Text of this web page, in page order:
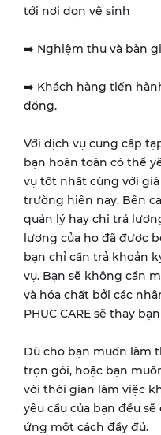
tới nơi dọn vệ sinh
➡️ Nghiệm thu và bàn
➡️ Khách hàng tiến
đồng.
Với dịch vụ cung cấp
bạn hoàn toàn có thể
vụ tốt nhất cùng với
trường hiện nay. Bên
quản lý hay chi trả
lương của họ đã được
bạn chỉ cần trả khoản
vụ. Bạn sẽ không cần
và hóa chất bởi các
PHUC CARE sẽ thay
Dù cho bạn muốn làm
trọn gói, hoặc bạn
với thời gian làm việc
yêu cầu của bạn đều
ứng một cách đầy đủ.